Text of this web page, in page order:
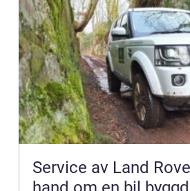
Service av Land